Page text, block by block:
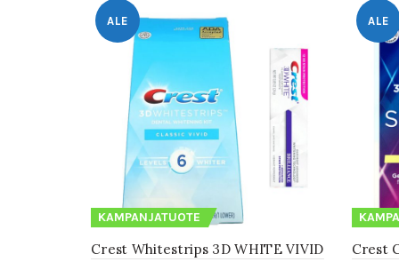
ALE
KAMPANJATUOTE
Crest Whitestrips 3D WHITE VIVID
ALE
Crest